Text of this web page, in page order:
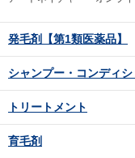
発毛剤【第1類医薬品】
シャンプー・コンディ
トリートメント
育毛剤